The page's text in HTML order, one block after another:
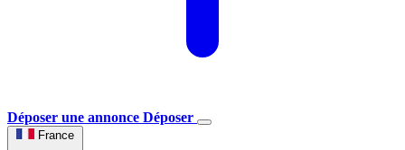
Déposer une annonce Déposer
France